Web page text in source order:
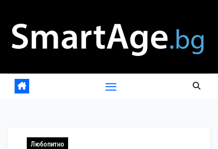
content
Любопитно